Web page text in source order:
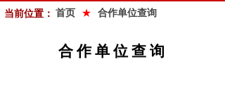
当前位置： 首页 ★ 合作单位查询
合作单位查询